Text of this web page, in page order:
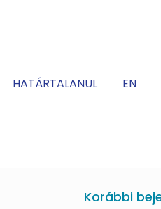
HATÁRTALANUL EN
Korábbi